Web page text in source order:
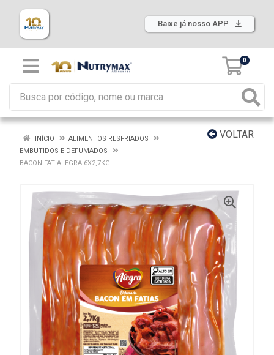
Baixe já nosso APP
0
VOLTAR
INÍCIO
ALIMENTOS RESFRIADOS
EMBUTIDOS E DEFUMADOS
BACON FAT ALEGRA 6X2,7KG